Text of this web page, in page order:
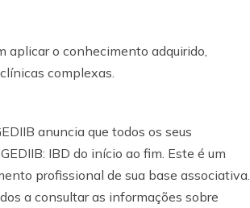
aplicar o conhecimento adquirido,
complexas.
anuncia que todos os seus
IBD do início ao fim. Este é um
profissional de sua base associativa.
a consultar as informações sobre